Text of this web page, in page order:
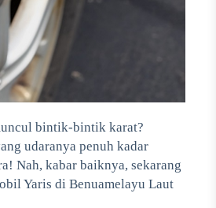
bintik-bintik karat?
udaranya penuh kadar
Nah, kabar baiknya, sekarang
Yaris di Benuamelayu Laut